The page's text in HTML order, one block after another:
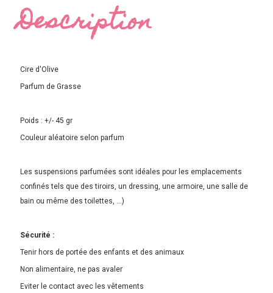
Description
Cire d'Olive
Parfum de Grasse
Poids : +/- 45 gr
Couleur aléatoire selon parfum
Les suspensions parfumées sont idéales pour les emplacements
confinés tels que des tiroirs, un dressing, une armoire, une salle de
bain ou même des toilettes, ...)
Sécurité :
Tenir hors de portée des enfants et des animaux
Non alimentaire, ne pas avaler
Eviter le contact avec les vêtements